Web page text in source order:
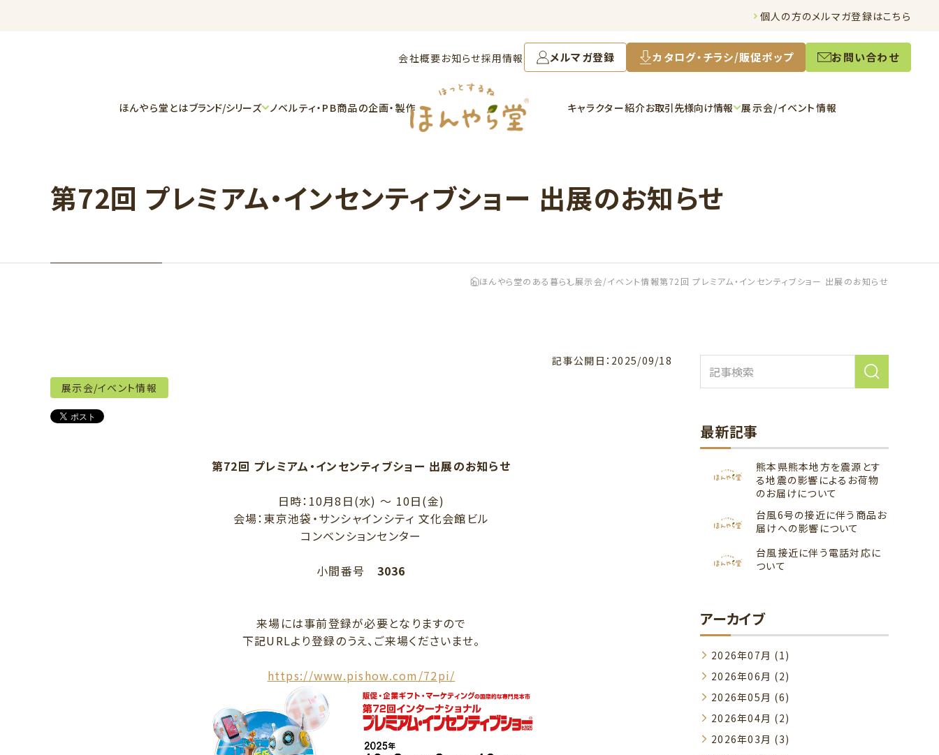
個人の方のメルマガ登録はこちら
会社概要お知らせ採用情報 メルマガ登録 カタログ・チラシ/販促ポップ お問い合わせ
ほんやら堂とはブランド/シリーズ ノベルティ・PB商品の企画・製作 キャラクター紹介お取引先様向け情報 展示会/イベント情報
第72回 プレミアム・インセンティブショー 出展のお知らせ
ほんやら堂のある暮らし展示会/イベント情報第72回 プレミアム・インセンティブショー 出展のお知らせ
記事公開日： 2025/09/18
展示会/イベント情報
第72回 プレミアム・インセンティブショー 出展のお知らせ
日時：10月8日(水) ～ 10日(金)
会場：東京池袋・サンシャインシティ 文化会館ビル
コンベンションセンター
小間番号 3036
来場には事前登録が必要となりますので
下記URLより登録のうえ、ご来場くださいませ。
https://www.pishow.com/72pi/
最新記事
熊本県熊本地方を震源とす
る地震の影響によるお荷物
のお届けについて
台風6号の接近に伴う商品お
届けへの影響について
台風接近に伴う電話対応に
ついて
アーカイブ
2026年07月 (1)
2026年06月 (2)
2026年05月 (6)
2026年04月 (2)
2026年03月 (3)